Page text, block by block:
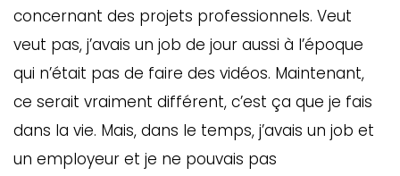
concernant des projets professionnels. Veut
veut pas, j’avais un job de jour aussi à l’époque
qui n’était pas de faire des vidéos. Maintenant,
ce serait vraiment différent, c’est ça que je fais
dans la vie. Mais, dans le temps, j’avais un job et
un employeur et je ne pouvais pas